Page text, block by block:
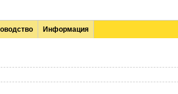
Информация